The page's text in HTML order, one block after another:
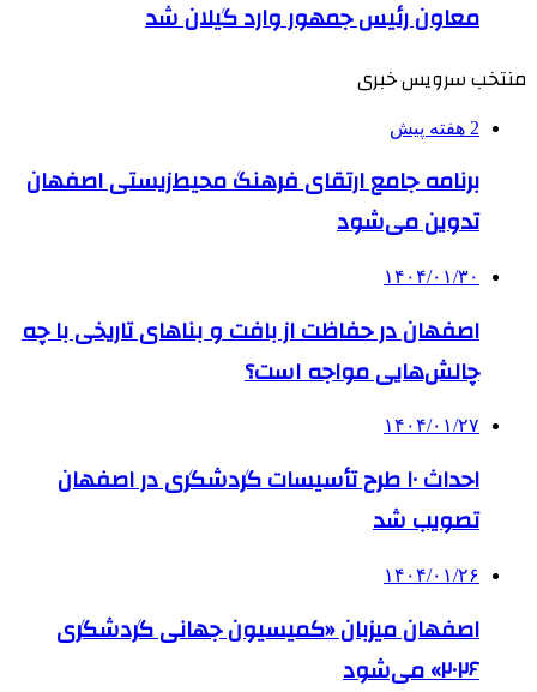
معاون رئیس جمهور وارد گیلان شد
منتخب سرویس خبری
2 هفته پیش
برنامه جامع ارتقای فرهنگ محیط‌زیستی اصفهان
تدوین می‌شود
۱۴۰۴/۰۱/۳۰
اصفهان در حفاظت از بافت و بناهای تاریخی با چه
چالش‌هایی مواجه است؟
۱۴۰۴/۰۱/۲۷
احداث ۱۰ طرح تأسیسات گردشگری در اصفهان
تصویب شد
۱۴۰۴/۰۱/۲۶
اصفهان میزبان «کمیسیون جهانی گردشگری
۲۰۲۶» می‌شود